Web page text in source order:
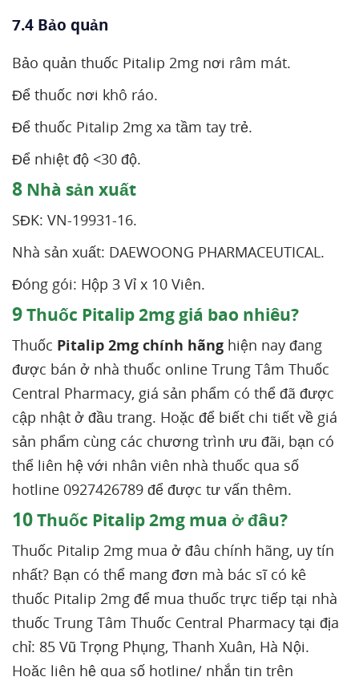
7.4 Bảo quản
Bảo quản thuốc Pitalip 2mg nơi râm mát.
Để thuốc nơi khô ráo.
Để thuốc Pitalip 2mg xa tầm tay trẻ.
Để nhiệt độ <30 độ.
8 Nhà sản xuất
SĐK: VN-19931-16.
Nhà sản xuất: DAEWOONG PHARMACEUTICAL.
Đóng gói: Hộp 3 Vỉ x 10 Viên.
9Thuốc Pitalip 2mg giá bao nhiêu?
Thuốc Pitalip 2mg chính hãng hiện nay đang
được bán ở nhà thuốc online Trung Tâm Thuốc
Central Pharmacy, giá sản phẩm có thể đã được
cập nhật ở đầu trang. Hoặc để biết chi tiết về giá
sản phẩm cùng các chương trình ưu đãi, bạn có
thể liên hệ với nhân viên nhà thuốc qua số
hotline 0927426789 để được tư vấn thêm.
10Thuốc Pitalip 2mg mua ở đâu?
Thuốc Pitalip 2mg mua ở đâu chính hãng, uy tín
nhất? Bạn có thể mang đơn mà bác sĩ có kê
thuốc Pitalip 2mg để mua thuốc trực tiếp tại nhà
thuốc Trung Tâm Thuốc Central Pharmacy tại địa
chỉ: 85 Vũ Trọng Phụng, Thanh Xuân, Hà Nội.
Hoặc liên hệ qua số hotline/ nhắn tin trên